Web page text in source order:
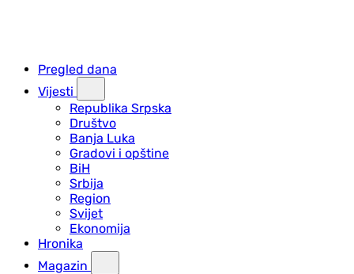
Pregled dana
Vijesti
Republika Srpska
Društvo
Banja Luka
Gradovi i opštine
BiH
Srbija
Region
Svijet
Ekonomija
Hronika
Magazin